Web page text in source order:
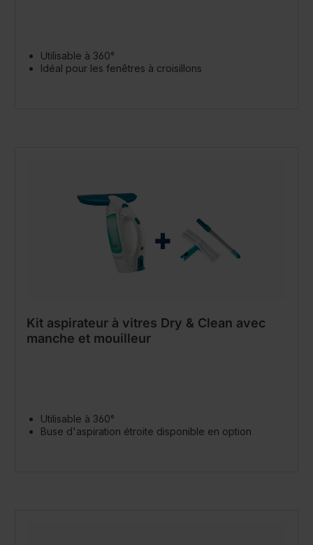
Utilisable à 360°
Idéal pour les fenêtres à croisillons
Kit aspirateur à vitres Dry & Clean avec
manche et mouilleur
Utilisable à 360°
Buse d'aspiration étroite disponible en option